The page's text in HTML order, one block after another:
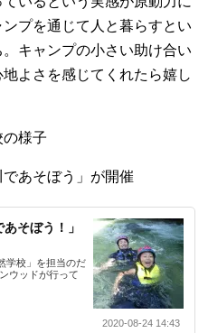
プを通じて人と暮らすとい
キャンプの小さい助け合い
よさを感じてくれたら嬉し
の様子
あそぼう」が開催
そぼう！」
学校」を担当のだ
ウッドが行って
2020-08-24 14:43